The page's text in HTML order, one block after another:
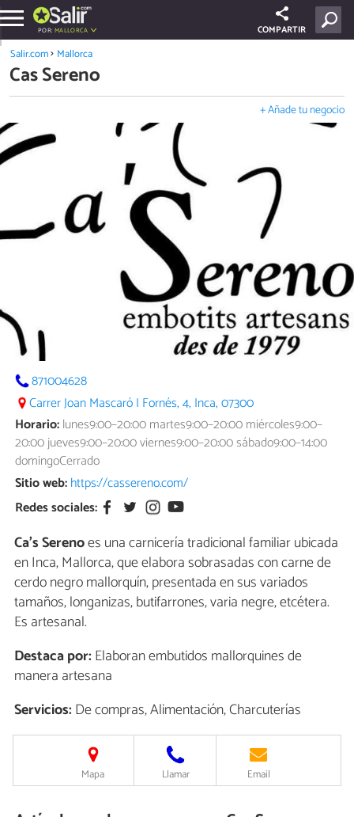
POR: MALLORCA COMPARTIR
Salir.com Mallorca
Cas Sereno
+ Añade tu negocio
871004628
Carrer Joan Mascaró I Fornés, 4, Inca, 07300
Horario:lunes9:00–20:00 martes9:00–20:00 miércoles9:00–
20:00 jueves9:00–20:00 viernes9:00–20:00 sábado9:00–14:00
domingoCerrado
Sitio web:https://cassereno.com/
Redes sociales:
Ca's Serenoes una carnicería tradicional familiar ubicada
en Inca, Mallorca, que elabora sobrasadas con carne de
cerdo negro mallorquín, presentada en sus variados
tamaños, longanizas, butifarrones, varia negre, etcétera.
Es artesanal.
Destaca por:Elaboran embutidos mallorquines de
manera artesana
Servicios:De compras, Alimentación, Charcuterías
Mapa Llamar Email